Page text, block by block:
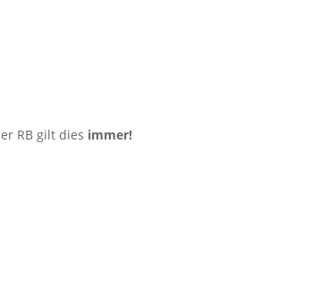
RB gilt dies immer!